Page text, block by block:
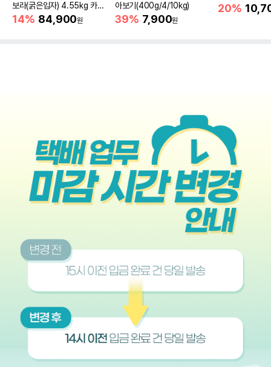
보라(굵은입자) 4.55kg 카사
바모래
14% 84,900원
아보기(400g/4/10kg)
39% 7,900원
20%